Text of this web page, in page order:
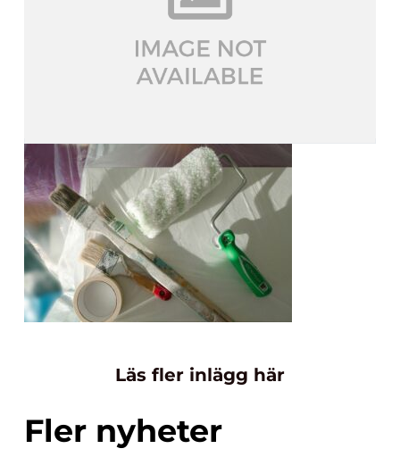
Läs fler inlägg här
Fler nyheter